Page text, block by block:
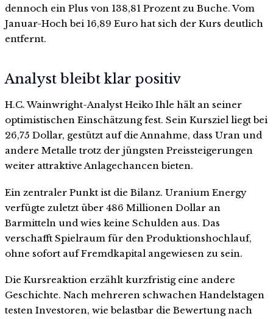
dennoch ein Plus von 138,81 Prozent zu Buche. Vom
Januar-Hoch bei 16,89 Euro hat sich der Kurs deutlich
entfernt.
Analyst bleibt klar positiv
H.C. Wainwright-Analyst Heiko Ihle hält an seiner
optimistischen Einschätzung fest. Sein Kursziel liegt bei
26,75 Dollar, gestützt auf die Annahme, dass Uran und
andere Metalle trotz der jüngsten Preissteigerungen
weiter attraktive Anlagechancen bieten.
Ein zentraler Punkt ist die Bilanz. Uranium Energy
verfügte zuletzt über 486 Millionen Dollar an
Barmitteln und wies keine Schulden aus. Das
verschafft Spielraum für den Produktionshochlauf,
ohne sofort auf Fremdkapital angewiesen zu sein.
Die Kursreaktion erzählt kurzfristig eine andere
Geschichte. Nach mehreren schwachen Handelstagen
testen Investoren, wie belastbar die Bewertung nach